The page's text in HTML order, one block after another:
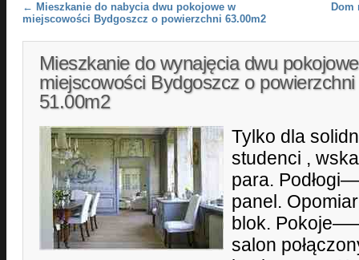
Post navigation
← Mieszkanie do nabycia dwu pokojowe w
miejscowości Bydgoszcz o powierzchni 63.00m2
Dom
Mieszkanie do wynajęcia dwu
miejscowości Bydgoszcz o powierzchni
51.00m2
Tylko dla
studenci ,
para.
panel.
blok.
salon